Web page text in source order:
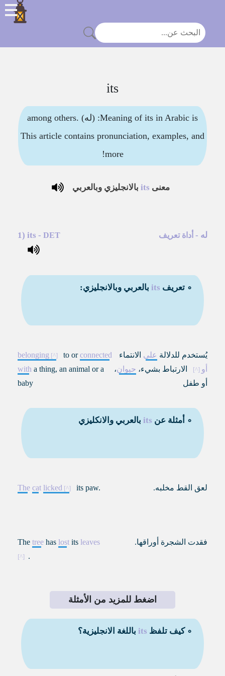
its
Meaning of its in Arabic is: (له) among others.
This article contains pronunciation, examples, and
more!
معنى its بالانجليزي وبالعربي
له - أداة تعريف 1) its - DET
∘ تعريف its بالعربي وبالانجليزي:
يُستخدم للدلالة على الانتماء
أو
الارتباط بشيء، حيوان،
أو طفل
belonging to orconnected
with a thing, an animal or a
baby
∘ أمثلة عن its بالعربي والانكليزي
لعق القط مخلبه. The cat licked its paw.
فقدت الشجرة أوراقها. The tree has lost its leaves
.
اضغط للمزيد من الأمثلة
∘ كيف تلفظ its باللغة الانجليزية؟